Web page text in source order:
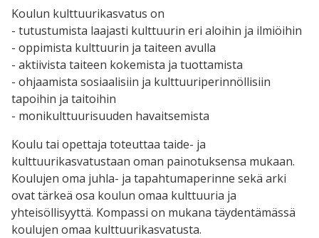
Koulun kulttuurikasvatus on
- tutustumista laajasti kulttuurin eri aloihin ja ilmiöihin
- oppimista kulttuurin ja taiteen avulla
- aktiivista taiteen kokemista ja tuottamista
- ohjaamista sosiaalisiin ja kulttuuriperinnöllisiin
tapoihin ja taitoihin
- monikulttuurisuuden havaitsemista
Koulu tai opettaja toteuttaa taide- ja
kulttuurikasvatustaan oman painotuksensa mukaan.
Koulujen oma juhla- ja tapahtumaperinne sekä arki
ovat tärkeä osa koulun omaa kulttuuria ja
yhteisöllisyyttä. Kompassi on mukana täydentämässä
koulujen omaa kulttuurikasvatusta.